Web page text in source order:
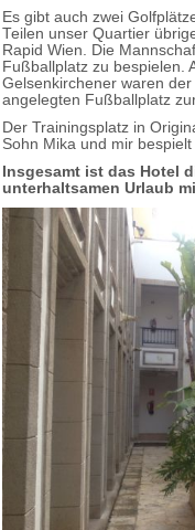
Es gibt auch zwei
Teilen unser Quartier
Rapid Wien. Die
Fußballplatz zu bespielen.
Gelsenkirchener waren
angelegten Fußballplatz
Der Trainingsplatz in
Sohn Mika und mir
Insgesamt ist das Hotel
unterhaltsamen Urlaub